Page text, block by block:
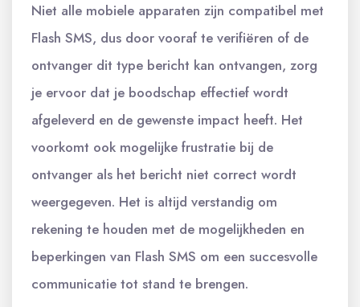
Niet alle mobiele apparaten zijn compatibel met
Flash SMS, dus door vooraf te verifiëren of de
ontvanger dit type bericht kan ontvangen, zorg
je ervoor dat je boodschap effectief wordt
afgeleverd en de gewenste impact heeft. Het
voorkomt ook mogelijke frustratie bij de
ontvanger als het bericht niet correct wordt
weergegeven. Het is altijd verstandig om
rekening te houden met de mogelijkheden en
beperkingen van Flash SMS om een succesvolle
communicatie tot stand te brengen.